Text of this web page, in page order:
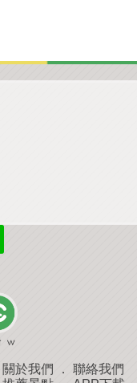
關於我們 ． 聯絡我們